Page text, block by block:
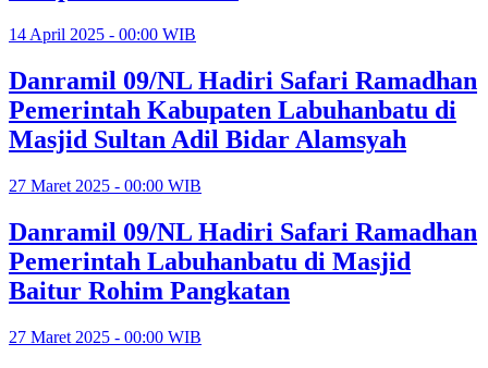
14 April 2025 - 00:00 WIB
Danramil 09/NL Hadiri Safari Ramadhan
Pemerintah Kabupaten Labuhanbatu di
Masjid Sultan Adil Bidar Alamsyah
27 Maret 2025 - 00:00 WIB
Danramil 09/NL Hadiri Safari Ramadhan
Pemerintah Labuhanbatu di Masjid
Baitur Rohim Pangkatan
27 Maret 2025 - 00:00 WIB